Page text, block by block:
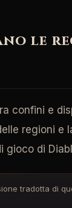
le
confini e
regioni e
gioco di
tradotta di